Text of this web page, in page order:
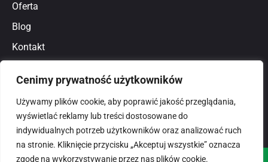
Cenimy prywatność użytkowników
Używamy plików cookie, aby poprawić jakość przeglądania,
wyświetlać reklamy lub treści dostosowane do
indywidualnych potrzeb użytkowników oraz analizować ruch
na stronie. Kliknięcie przycisku „Akceptuj wszystkie” oznacza
zgodę na wykorzystywanie przez nas plików cookie.
Oferta
Blog
Kontakt
Polityka prywatności